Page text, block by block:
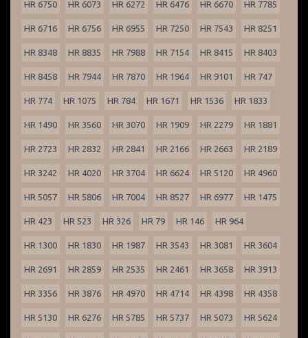
HR 6750 HR 6073 HR 6272 HR 6476 HR 6670 HR 7785
HR 6716 HR 6756 HR 6955 HR 7250 HR 7543 HR 8251
HR 8348 HR 8835 HR 7988 HR 7154 HR 8415 HR 8403
HR 8458 HR 7944 HR 7870 HR 1964 HR 9101 HR 747
HR 774 HR 1075 HR 784 HR 1671 HR 1536 HR 1833
HR 1490 HR 3560 HR 3070 HR 1909 HR 2279 HR 1881
HR 2723 HR 2832 HR 2841 HR 2166 HR 2663 HR 2189
HR 3242 HR 4020 HR 3704 HR 6624 HR 5120 HR 4960
HR 5057 HR 5806 HR 7004 HR 8527 HR 6977 HR 1475
HR 423 HR 523 HR 326 HR 79 HR 146 HR 964
HR 1300 HR 1830 HR 1987 HR 3543 HR 3081 HR 3604
HR 2691 HR 2859 HR 2535 HR 2461 HR 3658 HR 3913
HR 3356 HR 3876 HR 4970 HR 4714 HR 4398 HR 4358
HR 5130 HR 6276 HR 5785 HR 5737 HR 5073 HR 5624